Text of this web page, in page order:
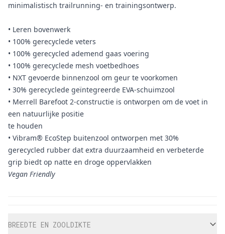
minimalistisch trailrunning- en trainingsontwerp.
• Leren bovenwerk
• 100% gerecyclede veters
• 100% gerecycled ademend gaas voering
• 100% gerecyclede mesh voetbedhoes
• NXT gevoerde binnenzool om geur te voorkomen
• 30% gerecyclede geïntegreerde EVA-schuimzool
• Merrell Barefoot 2-constructie is ontworpen om de voet in
een natuurlijke positie
te houden
• Vibram® EcoStep buitenzool ontworpen met 30%
gerecycled rubber dat extra duurzaamheid en verbeterde
grip biedt op natte en droge oppervlakken
Vegan Friendly
BREEDTE EN ZOOLDIKTE